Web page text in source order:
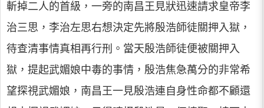
斬掉二人的首級，一旁的南昌王見狀迅速請求皇帝李
治三思，李治左思右想決定先將殷浩師徒關押入獄，
待查清事情真相再行刑。當天殷浩師徒便被關押入
獄，提起武媚娘中毒的事情，殷浩焦急萬分的非常希
望探視武媚娘，南昌王一見殷浩連自身性命都不顧還